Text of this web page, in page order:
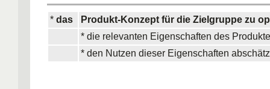
* das
Produkt-Konzept für die Zielgruppe zu
* die relevanten Eigenschaften des
* den Nutzen dieser Eigenschaften